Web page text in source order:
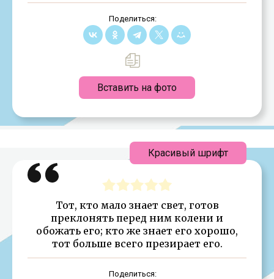
Поделиться:
Вставить на фото
Тот, кто мало знает свет, готов
преклонять перед ним колени и
обожать его; кто же знает его хорошо,
тот больше всего презирает его.
Поделиться:
Красивый шрифт